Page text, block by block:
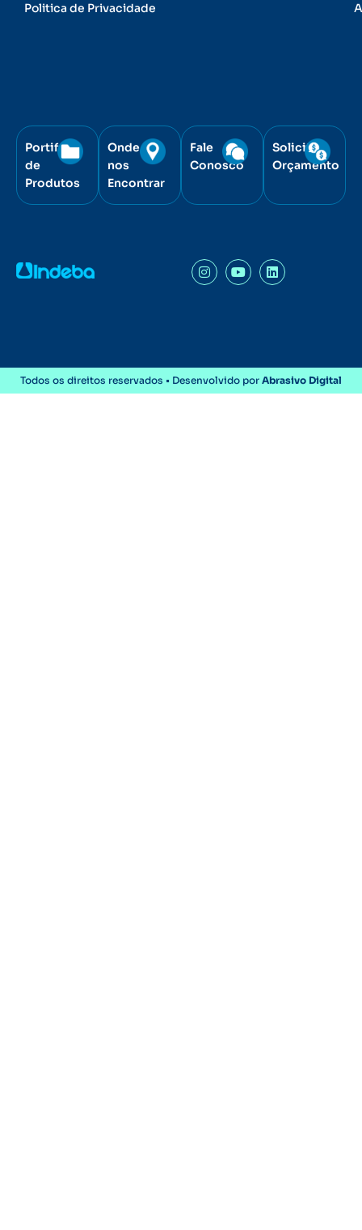
Politica de Privacidade
Portifólio
de
Produtos
Onde
nos
Encontrar
Fale
Conosco
Solicite
Orçamento
Todos os direitos reservados • Desenvolvido por Abrasivo Digital